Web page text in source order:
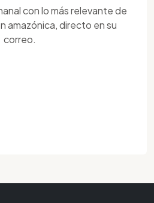
con lo más relevante de
amazónica, directo en su
correo.